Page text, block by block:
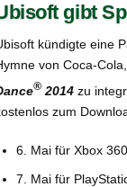
gibt
kündigte eine
von Coca-
® 2014 zu
zum
6. Mai für Xbox 360
7. Mai für